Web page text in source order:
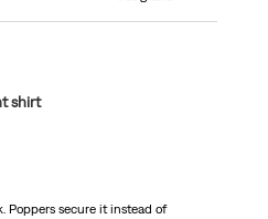
shirt
Poppers secure it instead of